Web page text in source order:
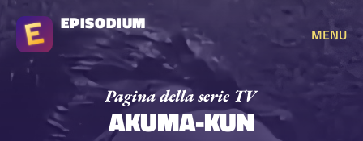
EPISODIUM
MENU
AKUMA-KUN